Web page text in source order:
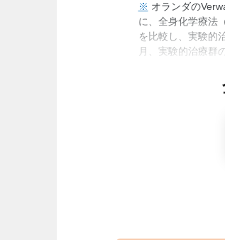
※ オランダの
に、全身化学療法
を比較し、実験的
月、実験的治療群